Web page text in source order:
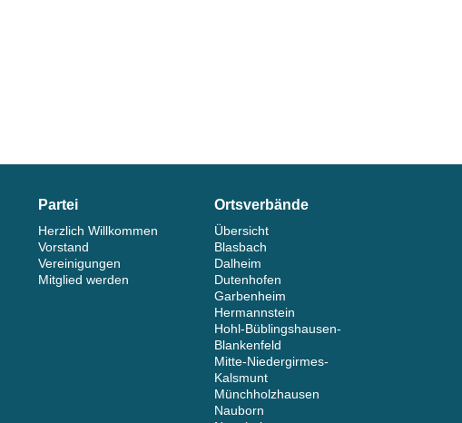
Partei
Herzlich Willkommen
Vorstand
Vereinigungen
Mitglied werden
Ortsverbände
Übersicht
Blasbach
Dalheim
Dutenhofen
Garbenheim
Hermannstein
Hohl-Büblingshausen-
Blankenfeld
Mitte-Niedergirmes-
Kalsmunt
Münchholzhausen
Nauborn